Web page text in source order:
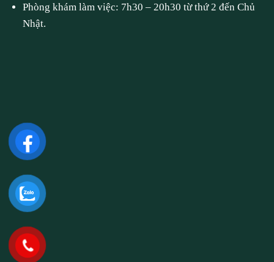
Phòng khám làm việc: 7h30 – 20h30 từ thứ 2 đến Chủ
Nhật.